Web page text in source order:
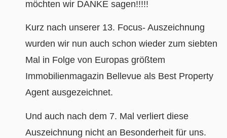
möchten wir DANKE sagen!!!!!
Kurz nach unserer 13. Focus- Auszeichnung
wurden wir nun auch schon wieder zum siebten
Mal in Folge von Europas größtem
Immobilienmagazin Bellevue als Best Property
Agent ausgezeichnet.
Und auch nach dem 7. Mal verliert diese
Auszeichnung nicht an Besonderheit für uns.